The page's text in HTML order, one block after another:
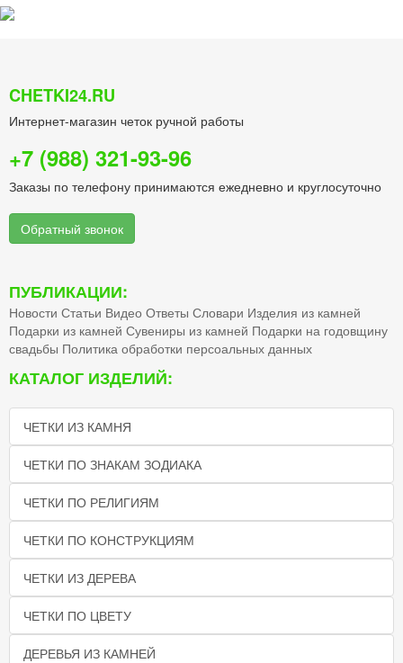
CHETKI24.RU
Интернет-магазин четок ручной работы
+7 (988) 321-93-96
Заказы по телефону принимаются ежедневно и круглосуточно
Обратный звонок
ПУБЛИКАЦИИ:
Новости Статьи Видео Ответы Словари Изделия из камней
Подарки из камней Сувениры из камней Подарки на годовщину
свадьбы Политика обработки персоальных данных
КАТАЛОГ ИЗДЕЛИЙ:
ЧЕТКИ ИЗ КАМНЯ
ЧЕТКИ ПО ЗНАКАМ ЗОДИАКА
ЧЕТКИ ПО РЕЛИГИЯМ
ЧЕТКИ ПО КОНСТРУКЦИЯМ
ЧЕТКИ ИЗ ДЕРЕВА
ЧЕТКИ ПО ЦВЕТУ
ДЕРЕВЬЯ ИЗ КАМНЕЙ